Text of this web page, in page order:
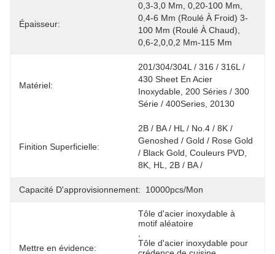
Épaisseur:
0,3-3,0 Mm, 0,20-100 Mm,
0,4-6 Mm (roulé À Froid) 3-
100 Mm (roulé À Chaud),
0,6-2,0,0,2 Mm-115 Mm
Matériel:
201/304/304L / 316 / 316L /
430 Sheet En Acier
Inoxydable, 200 Séries / 300
Série / 400Series, 20130
Finition Superficielle:
2B / BA / HL / No.4 / 8K /
Genoshed / Gold / Rose Gold
/ Black Gold, Couleurs PVD,
8K, HL, 2B / BA /
Capacité D'approvisionnement: 10000pcs/mon
Mettre en évidence:
Tôle d'acier inoxydable à
motif aléatoire
Tôle d'acier inoxydable pour